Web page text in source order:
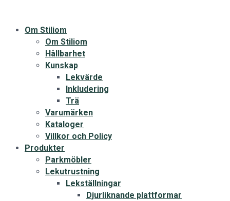
Om Stiliom
Om Stiliom
Hållbarhet
Kunskap
Lekvärde
Inkludering
Trä
Varumärken
Kataloger
Villkor och Policy
Produkter
Parkmöbler
Lekutrustning
Lekställningar
Djurliknande plattformar